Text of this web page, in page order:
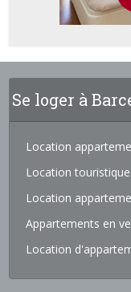
Se loger à
Location
Location
Location
Appartements en
Location